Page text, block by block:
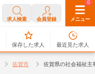
求人検索 会員登録 メニュー
0
保存した求人
0
最近見た求人
佐賀市 佐賀県の社会福祉主